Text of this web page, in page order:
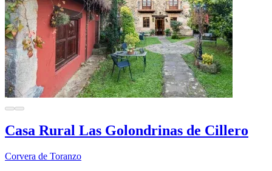
Casa Rural Las Golondrinas de Cillero
Corvera de Toranzo